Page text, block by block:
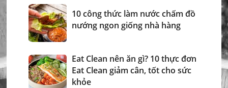
10 công thức làm nước chấm đồ
nướng ngon giống nhà hàng
Eat Clean nên ăn gì? 10 thực đơn
Eat Clean giảm cân, tốt cho sức
khỏe